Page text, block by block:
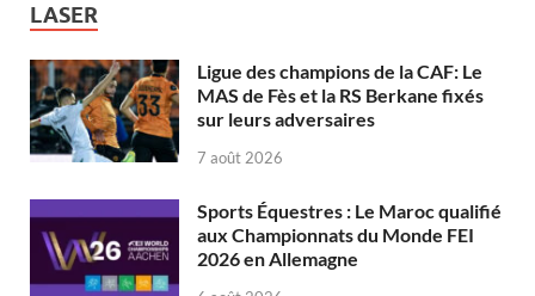
LASER
Ligue des champions de la CAF: Le
MAS de Fès et la RS Berkane fixés
sur leurs adversaires
7 août 2026
Sports Équestres : Le Maroc qualifié
aux Championnats du Monde FEI
2026 en Allemagne